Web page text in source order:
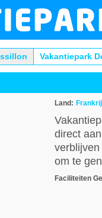
Vakantiepark
Land:
direct
om te
Faciliteiten